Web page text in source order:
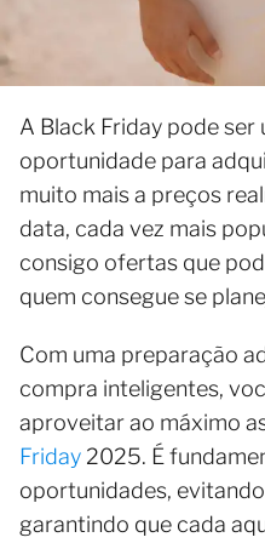
A Black Friday pode ser
oportunidade para
muito mais a preços
data, cada vez mais
consigo ofertas que
quem consegue se
Com uma preparação
compra inteligentes,
aproveitar ao máximo
Friday 2025. É
oportunidades,
garantindo que cada